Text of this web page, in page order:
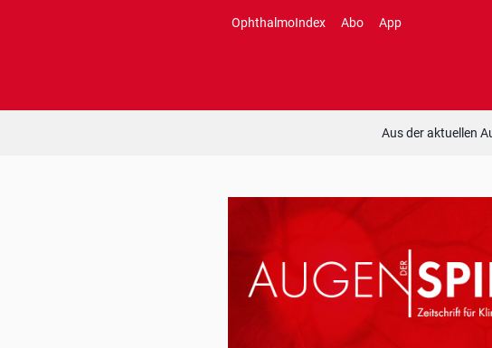
OphthalmoIndex Abo App
Aus der aktuellen